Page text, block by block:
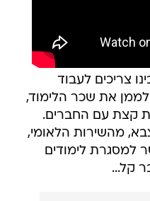
צריכים לעבוד
לממן את שכר הלימוד,
קצת עם החברים.
מהשירות הלאומי,
למסגרת לימודים
קל...